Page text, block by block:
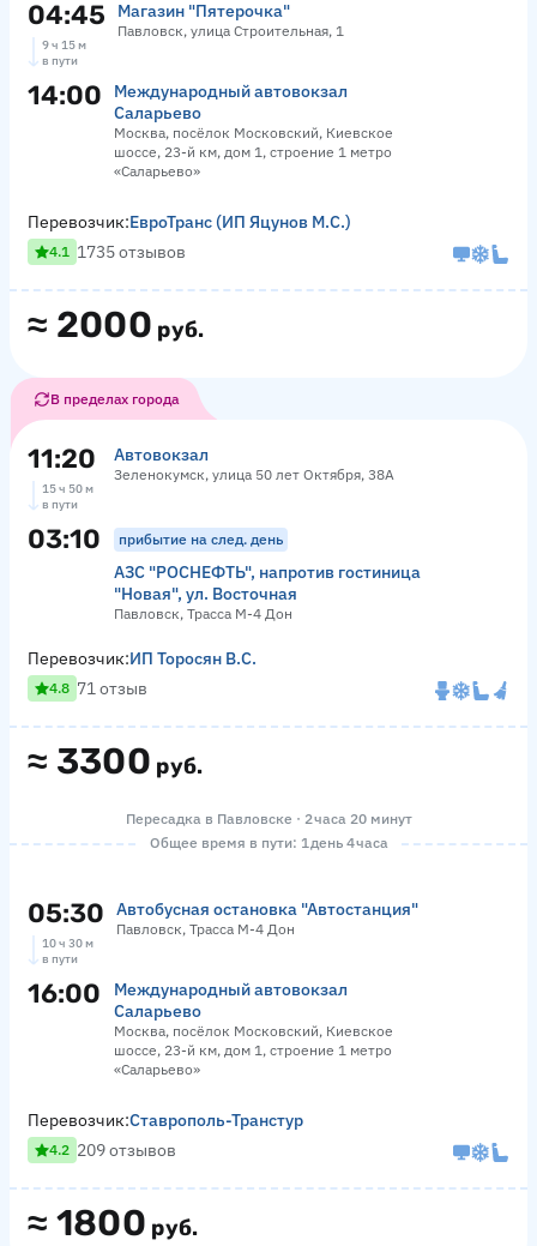
04:45 Магазин "Пятерочка"
Павловск, улица Строительная, 1
9 ч 15 м
в пути
14:00
Международный автовокзал
Саларьево
Москва, посёлок Московский, Киевское
шоссе, 23-й км, дом 1, строение 1 метро
«Саларьево»
≈ 2000 руб.
Перевозчик:ЕвроТранс (ИП Яцунов М.С.)
4.1 1735 отзывов
В пределах города
11:20 Автовокзал
Зеленокумск, улица 50 лет Октября, 38А
15 ч 50 м
в пути
03:10 прибытие на след. день
АЗС "РОСНЕФТЬ", напротив гостиница
"Новая", ул. Восточная
Павловск, Трасса М-4 Дон
≈ 3300 руб.
Перевозчик:ИП Торосян В.С.
4.8 71 отзыв
Пересадка в Павловске · 2 часа 20 минут
Общее время в пути: 1 день 4 часа
05:30 Автобусная остановка "Автостанция"
Павловск, Трасса М-4 Дон
10 ч 30 м
в пути
16:00
Международный автовокзал
Саларьево
Москва, посёлок Московский, Киевское
шоссе, 23-й км, дом 1, строение 1 метро
«Саларьево»
≈ 1800 руб.
Перевозчик:Ставрополь-Транстур
4.2 209 отзывов